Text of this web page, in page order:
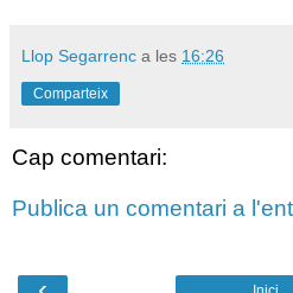
Llop Segarrenc a les 16:26
Comparteix
Cap comentari:
Publica un comentari a